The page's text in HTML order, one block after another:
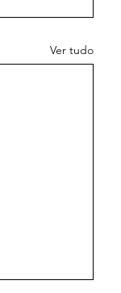
Ver tudo